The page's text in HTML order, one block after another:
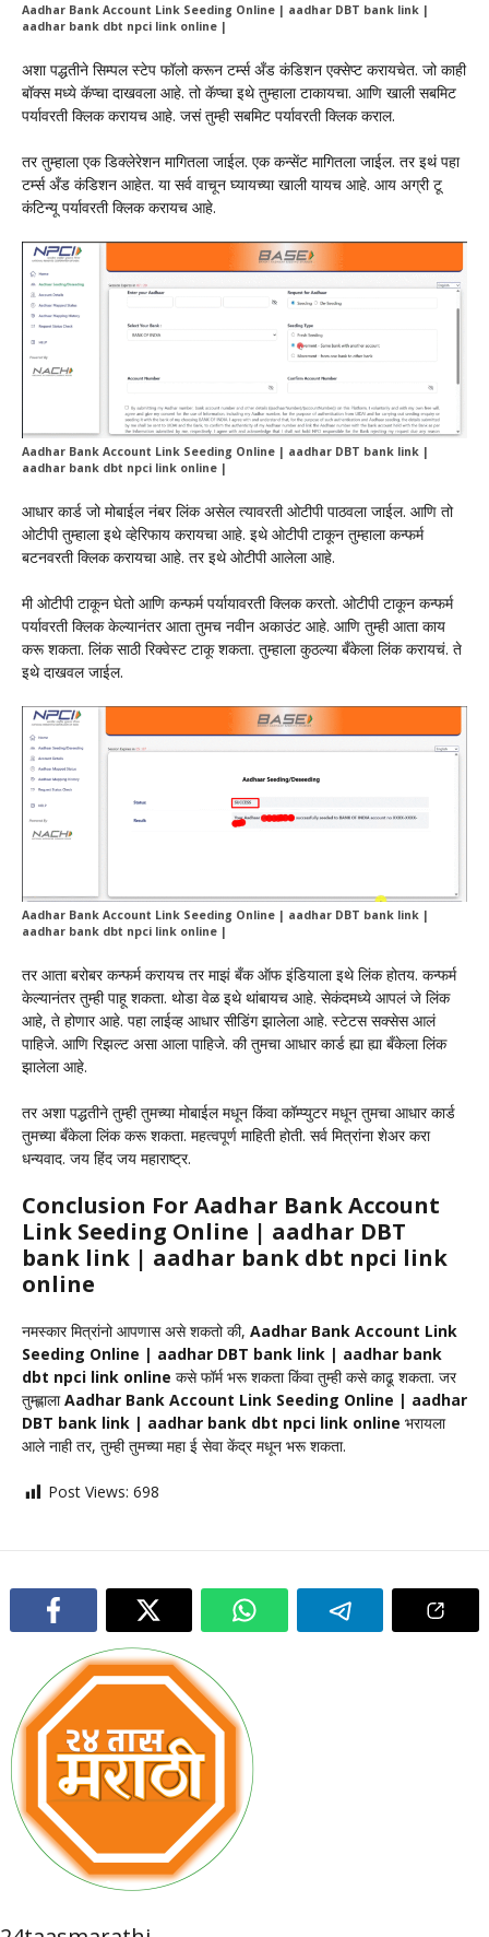
Aadhar Bank Account Link Seeding Online | aadhar DBT bank link |
aadhar bank dbt npci link online |
अशा पद्धतीने सिम्पल स्टेप फॉलो करून टर्म्स अँड कंडिशन एक्सेप्ट करायचेत. जो काही
बॉक्स मध्ये कॅप्चा दाखवला आहे. तो कॅप्चा इथे तुम्हाला टाकायचा. आणि खाली सबमिट
पर्यावरती क्लिक करायच आहे. जसं तुम्ही सबमिट पर्यावरती क्लिक कराल.
तर तुम्हाला एक डिक्लेरेशन मागितला जाईल. एक कन्सेंट मागितला जाईल. तर इथं पहा
टर्म्स अँड कंडिशन आहेत. या सर्व वाचून घ्यायच्या खाली यायच आहे. आय अग्री टू
कंटिन्यू पर्यावरती क्लिक करायच आहे.
Aadhar Bank Account Link Seeding Online | aadhar DBT bank link |
aadhar bank dbt npci link online |
आधार कार्ड जो मोबाईल नंबर लिंक असेल त्यावरती ओटीपी पाठवला जाईल. आणि तो
ओटीपी तुम्हाला इथे व्हेरिफाय करायचा आहे. इथे ओटीपी टाकून तुम्हाला कन्फर्म
बटनवरती क्लिक करायचा आहे. तर इथे ओटीपी आलेला आहे.
मी ओटीपी टाकून घेतो आणि कन्फर्म पर्यायावरती क्लिक करतो. ओटीपी टाकून कन्फर्म
पर्यावरती क्लिक केल्यानंतर आता तुमच नवीन अकाउंट आहे. आणि तुम्ही आता काय
करू शकता. लिंक साठी रिक्वेस्ट टाकू शकता. तुम्हाला कुठल्या बँकेला लिंक करायचं. ते
इथे दाखवल जाईल.
Aadhar Bank Account Link Seeding Online | aadhar DBT bank link |
aadhar bank dbt npci link online |
तर आता बरोबर कन्फर्म करायच तर माझं बँक ऑफ इंडियाला इथे लिंक होतय. कन्फर्म
केल्यानंतर तुम्ही पाहू शकता. थोडा वेळ इथे थांबायच आहे. सेकंदमध्ये आपलं जे लिंक
आहे, ते होणार आहे. पहा लाईव्ह आधार सीडिंग झालेला आहे. स्टेटस सक्सेस आलं
पाहिजे. आणि रिझल्ट असा आला पाहिजे. की तुमचा आधार कार्ड ह्या ह्या बँकेला लिंक
झालेला आहे.
तर अशा पद्धतीने तुम्ही तुमच्या मोबाईल मधून किंवा कॉम्प्युटर मधून तुमचा आधार कार्ड
तुमच्या बँकेला लिंक करू शकता. महत्वपूर्ण माहिती होती. सर्व मित्रांना शेअर करा
धन्यवाद. जय हिंद जय महाराष्ट्र.
Conclusion For Aadhar Bank Account
Link Seeding Online | aadhar DBT
bank link | aadhar bank dbt npci link
online
नमस्कार मित्रांनो आपणास असे शकतो की, Aadhar Bank Account Link
Seeding Online | aadhar DBT bank link | aadhar bank
dbt npci link online कसे फॉर्म भरू शकता किंवा तुम्ही कसे काढू शकता. जर
तुम्ह्लालाAadhar Bank Account Link Seeding Online | aadhar
DBT bank link | aadhar bank dbt npci link online भरायला
आले नाही तर, तुम्ही तुमच्या महा ई सेवा केंद्र मधून भरू शकता.
Post Views: 698